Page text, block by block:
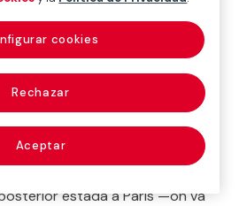
Zorn (1860-1920) va ser
del període d’entresegles i
gràcies al seu virtuosisme
de més prestigi a Europa
presenta una panoràmica
del conjunt de la seva obra:
estada a París —on va
Rechazar
Aceptar
cookies